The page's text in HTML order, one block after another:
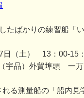
たばかりの練習船「
日（土） 13：00-15
宇品）外貿埠頭 一万
る測量船の「船内見